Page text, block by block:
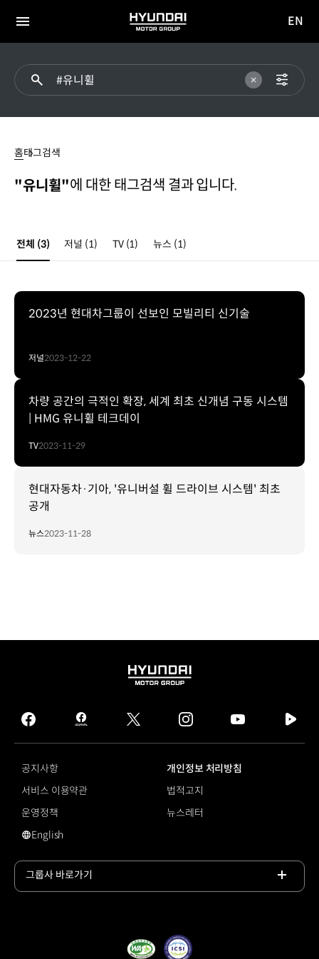
전체
HYUNDAI
MOTOR
이동
EN
홈태그검색
"유니휠"에 대한 태그검색 결과 입니다.
전체 (3) 저널 (1) TV (1) 뉴스 (1)
2023년 현대차그룹이 선보인 모빌리티 신기술
저널2023-12-22
차량 공간의 극적인 확장, 세계 최초 신개념 구동 시스템
| HMG 유니휠 테크데이
TV2023-11-29
현대자동차·기아, '유니버설 휠 드라이브 시스템' 최초
공개
뉴스2023-11-28
HYUNDAI
GROUP
facebook
hmg
journal
twitter instagram
tv
공지사항
개인정보 처리방침
서비스 이용약관
법적고지
운영정책
뉴스레터
#유니휠
English
그룹사 바로가기